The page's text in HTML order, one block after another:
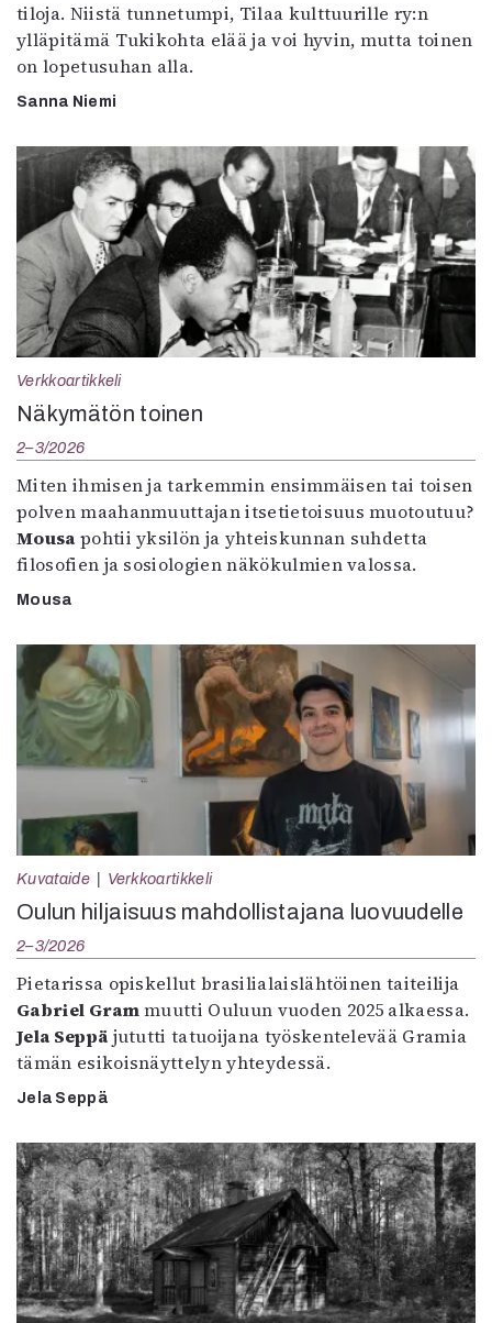
tiloja. Niistä tunnetumpi, Tilaa kulttuurille ry:n
ylläpitämä Tukikohta elää ja voi hyvin, mutta toinen
on lopetusuhan alla.
Sanna Niemi
Verkkoartikkeli
Näkymätön toinen
2–3/2026
Miten ihmisen ja tarkemmin ensimmäisen tai toisen
polven maahanmuuttajan itsetietoisuus muotoutuu?
Mousa pohtii yksilön ja yhteiskunnan suhdetta
filosofien ja sosiologien näkökulmien valossa.
Mousa
Kuvataide Verkkoartikkeli
Oulun hiljaisuus mahdollistajana luovuudelle
2–3/2026
Pietarissa opiskellut brasilialaislähtöinen taiteilija
Gabriel Grammuutti Ouluun vuoden 2025 alkaessa.
Jela Seppä jututti tatuoijana työskentelevää Gramia
tämän esikoisnäyttelyn yhteydessä.
Jela Seppä